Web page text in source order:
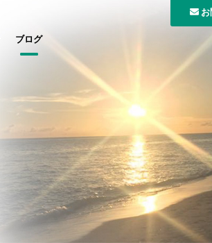
お
ブログ